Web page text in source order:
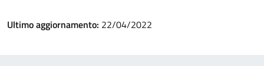
Ultimo aggiornamento: 22/04/2022